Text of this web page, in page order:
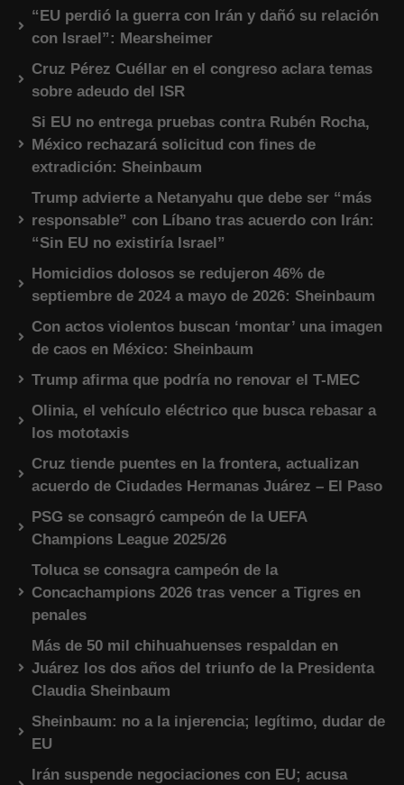
“EU perdió la guerra con Irán y dañó su relación
con Israel”: Mearsheimer
Cruz Pérez Cuéllar en el congreso aclara temas
sobre adeudo del ISR
Si EU no entrega pruebas contra Rubén Rocha,
México rechazará solicitud con fines de
extradición: Sheinbaum
Trump advierte a Netanyahu que debe ser “más
responsable” con Líbano tras acuerdo con Irán:
“Sin EU no existiría Israel”
Homicidios dolosos se redujeron 46% de
septiembre de 2024 a mayo de 2026: Sheinbaum
Con actos violentos buscan ‘montar’ una imagen
de caos en México: Sheinbaum
Trump afirma que podría no renovar el T-MEC
Olinia, el vehículo eléctrico que busca rebasar a
los mototaxis
Cruz tiende puentes en la frontera, actualizan
acuerdo de Ciudades Hermanas Juárez – El Paso
PSG se consagró campeón de la UEFA
Champions League 2025/26
Toluca se consagra campeón de la
Concachampions 2026 tras vencer a Tigres en
penales
Más de 50 mil chihuahuenses respaldan en
Juárez los dos años del triunfo de la Presidenta
Claudia Sheinbaum
Sheinbaum: no a la injerencia; legítimo, dudar de
EU
Irán suspende negociaciones con EU; acusa